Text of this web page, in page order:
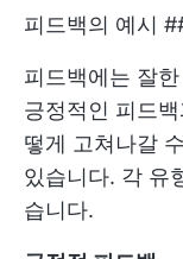
피드백의 예시
피드백에는 잘
긍정적인 피드
떻게 고쳐나갈
있습니다. 각 유
습니다.